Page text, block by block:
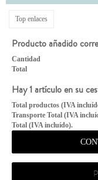
Top enlaces
Producto añadido
Cantidad
Total
Hay 1 artículo en su
Total productos (IVA
Transporte Total (IVA
Total (IVA incluído).